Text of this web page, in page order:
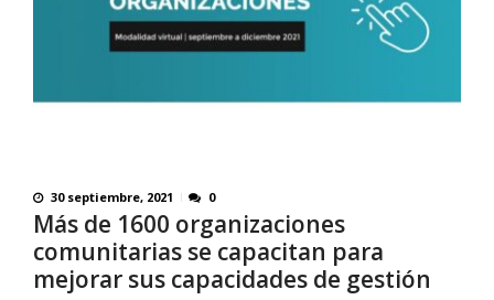
30 septiembre, 2021 0
Más de 1600 organizaciones
comunitarias se capacitan para
mejorar sus capacidades de gestión